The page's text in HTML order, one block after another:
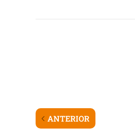
ANTERIOR